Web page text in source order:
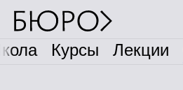
Курсы Лекции